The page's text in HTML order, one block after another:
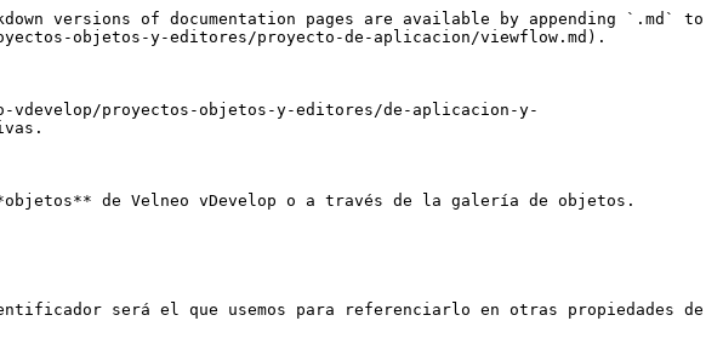
versions of documentation pages are available by appending `.md` to
objetos-y-editores/proyecto-de-aplicacion/viewflow.md).
proyectos-objetos-y-editores/de-aplicacion-y-
de Velneo vDevelop o a través de la galería de objetos.
será el que usemos para referenciarlo en otras propiedades de